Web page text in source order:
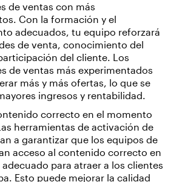
de ventas con más
Con la formación y el
adecuados, tu equipo reforzará
de venta, conocimiento del
del cliente. Los
de ventas más experimentados
más y más ofertas, lo que se
ingresos y rentabilidad.
correcto en el momento
herramientas de activación de
a garantizar que los equipos de
acceso al contenido correcto en
para atraer a los clientes
Esto puede mejorar la calidad